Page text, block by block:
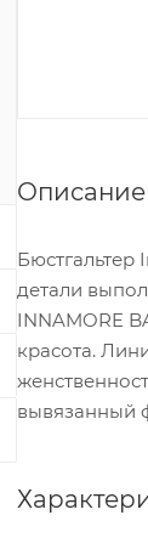
Описание
детали
INNAMORE
красота.
вывязанный